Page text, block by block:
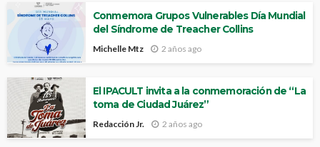
Conmemora Grupos Vulnerables Día Mundial
del Síndrome de Treacher Collins
Michelle Mtz 2 años ago
El IPACULT invita a la conmemoración de “La
toma de Ciudad Juárez”
Redacción Jr. 2 años ago